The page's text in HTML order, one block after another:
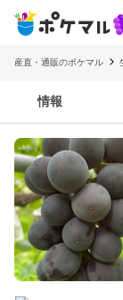
産直・通販のポケマル
情報